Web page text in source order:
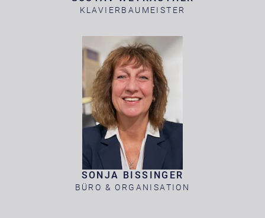
KLAVIERBAUMEISTER
SONJA BISSINGER
BÜRO & ORGANISATION